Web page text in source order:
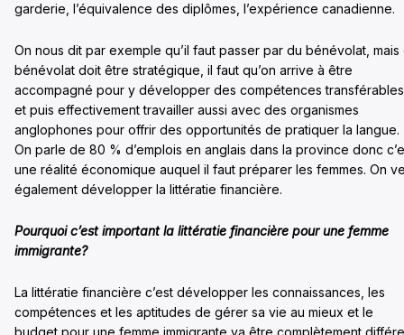
garderie, l’équivalence des diplômes, l’expérience canadienne.
On nous dit par exemple qu’il faut passer par du bénévolat, mais
bénévolat doit être stratégique, il faut qu’on arrive à être
accompagné pour y développer des compétences
et puis effectivement travailler aussi avec des organismes
anglophones pour offrir des opportunités de pratiquer la langue.
On parle de 80 % d’emplois en anglais dans la province donc
une réalité économique auquel il faut préparer les femmes. On
également développer la littératie financière.
Pourquoi c’est important la littératie financière pour une femme
immigrante?
La littératie financière c’est développer les connaissances, les
compétences et les aptitudes de gérer sa vie au mieux et le